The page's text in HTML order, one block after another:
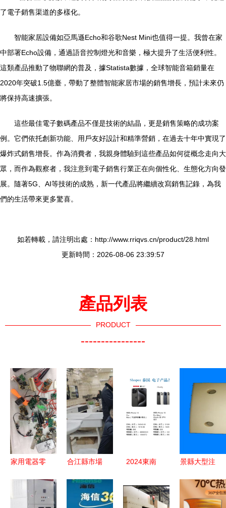
了電子銷售渠道的多樣化。
智能家居設備如亞馬遜Echo和谷歌Nest Mini也值得一提。我曾在家
中部署Echo設備，通過語音控制燈光和音樂，極大提升了生活便利性。
這類產品推動了物聯網的普及，據Statista數據，全球智能音箱銷量在
2020年突破1.5億臺，帶動了整體智能家居市場的銷售增長，預計未來仍
將保持高速擴張。
這些最佳電子數碼產品不僅是技術的結晶，更是銷售策略的成功案
例。它們依托創新功能、用戶友好設計和精準營銷，在過去十年中實現了
爆炸式銷售增長。作為消費者，我親身體驗到這些產品如何從概念走向大
眾，而作為觀察者，我注意到電子銷售行業正在向個性化、生態化方向發
展。隨著5G、AI等技術的成熟，新一代產品將繼續改寫銷售記錄，為我
們的生活帶來更多驚喜。
如若轉載，請注明出處：http://www.rriqvs.cn/product/28.html
更新時間：2026-08-06 23:39:57
產品列表
PRODUCT
----------------
家用電器零
小而全的便
合江縣市場
燃氣器具及
2024東南
件電商市場
景縣大型注
ABS塑料制